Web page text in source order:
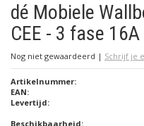
dé Mobiele
CEE - 3 fase 16A
Nog niet gewaardeerd | Schrijf je
Artikelnummer:
EAN:
Levertijd:
Beschikbaarheid: